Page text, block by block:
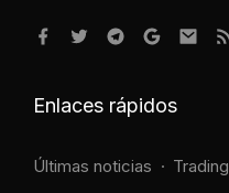
Enlaces rápidos
Últimas noticias Trading